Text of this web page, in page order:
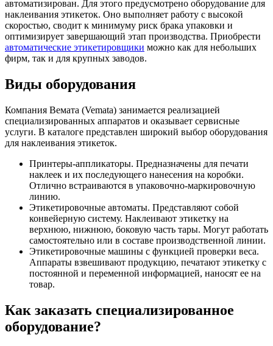
автоматизирован. Для этого предусмотрено оборудование для
наклеивания этикеток. Оно выполняет работу с высокой
скоростью, сводит к минимуму риск брака упаковки и
оптимизирует завершающий этап производства. Приобрести
автоматические этикетировщики можно как для небольших
фирм, так и для крупных заводов.
Виды оборудования
Компания Вемата (Vemata) занимается реализацией
специализированных аппаратов и оказывает сервисные
услуги. В каталоге представлен широкий выбор оборудования
для наклеивания этикеток.
Принтеры-аппликаторы. Предназначены для печати
наклеек и их последующего нанесения на коробки.
Отлично встраиваются в упаковочно-маркировочную
линию.
Этикетировочные автоматы. Представляют собой
конвейерную систему. Наклеивают этикетку на
верхнюю, нижнюю, боковую часть тары. Могут работать
самостоятельно или в составе производственной линии.
Этикетировочные машины с функцией проверки веса.
Аппараты взвешивают продукцию, печатают этикетку с
постоянной и переменной информацией, наносят ее на
товар.
Как заказать специализированное
оборудование?